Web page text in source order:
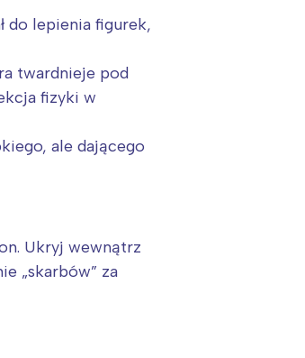
do lepienia figurek,
twardnieje pod
fizyki w
ale dającego
Ukryj wewnątrz
„skarbów” za